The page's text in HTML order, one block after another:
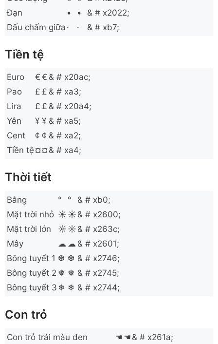
Đạn
• •
& # x2022;
Dấu chấm giữa · · & # xb7;
Tiền tệ
Euro € € & # x20ac;
Pao
£ £ & # xa3;
Lira
₤ ₤ & # x20a4;
Yên
¥ ¥ & # xa5;
Cent
¢ ¢ & # xa2;
Tiền tệ ¤ ¤ & # xa4;
Thời tiết
Bằng ° °
& # xb0;
Mặt trời nhỏ ☀ ☀ & # x2600;
Mặt trời lớn
☼ ☼ & # x263c;
Mây
☁ ☁ & # x2601;
Bông tuyết 1 ❆ ❆ & # x2746;
Bông tuyết 2 ❅ ❅ & # x2745;
Bông tuyết 3 ❄ ❄ & # x2744;
Con trỏ
Con trỏ trái màu đen ☚ ☚ & # x261a;